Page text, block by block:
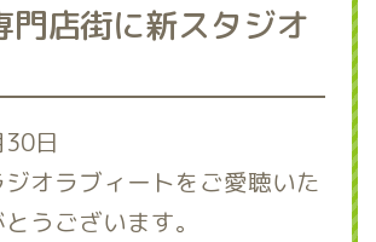
門店街に新スタジオ
日
オラブィートをご愛聴いた
うございます。